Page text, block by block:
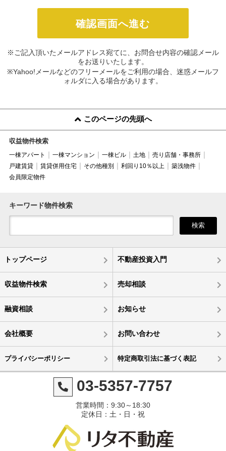
※ご記入頂いたメールアドレス宛てに、お問合せ内容の確認メール
をお送りいたします。
※Yahoo!メールなどのフリーメールをご利用の場合、迷惑メールフ
ォルダに入る場合があります。
このページの先頭へ
収益物件検索
一棟アパート 一棟マンション 一棟ビル 土地
売り店舗・事務所
戸建賃貸
賃貸併用住宅 その他種別 利回り10％以上
築浅物件
会員限定物件
キーワード物件検索
検索
トップページ 不動産投資入門
収益物件検索 売却相談
融資相談 お知らせ
会社概要 お問い合わせ
プライバシーポリシー 特定商取引法に基づく表記
03-5357-7757
営業時間：9:30～18:30
定休日：土・日・祝